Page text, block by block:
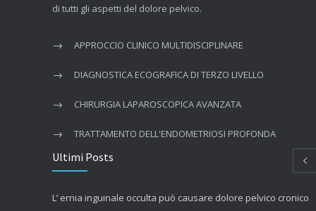
di tutti gli aspetti del dolore pelvico.
APPROCCIO CLINICO MULTIDISCIPLINARE
DIAGNOSTICA ECOGRAFICA DI TERZO LIVELLO
CHIRURGIA LAPAROSCOPICA AVANZATA
TRATTAMENTO DELL'ENDOMETRIOSI PROFONDA
Ultimi Posts
L’ ernia inguinale occulta può causare dolore pelvico cronico